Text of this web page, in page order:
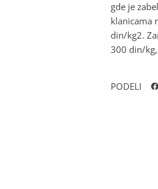
gde je
klanicama
din/kg2.
300 din/
PODELI